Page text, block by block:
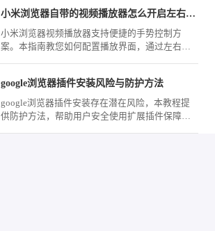
小米浏览器自带的视频播放器怎么开启左右滑动调亮度
小米浏览器视频播放器支持便捷的手势控制方
案。本指南教您如何配置播放界面，通过左右滑
果。
google浏览器插件安装风险与防护方法
google浏览器插件安装存在潜在风险，本教程提
供防护方法，帮助用户安全使用扩展插件保障数